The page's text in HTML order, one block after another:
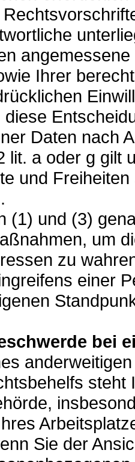
Ihrer
Daten nach
lit. a oder g gilt
und
(1) und (3)
um
zu
einer
bei
Sie der